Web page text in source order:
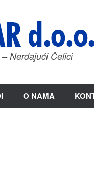
Nerđajući Čelici
O NAMA